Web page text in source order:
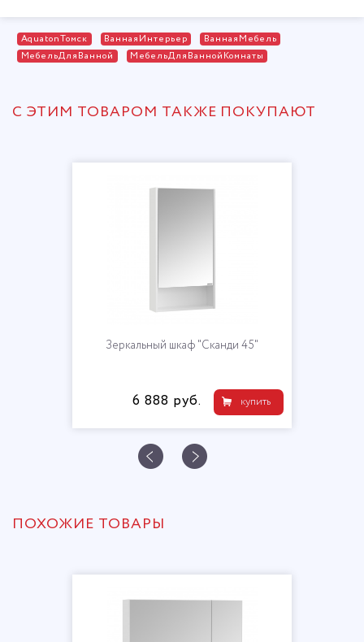
AquatonТомск ВаннаяИнтерьер
ВаннаяМебель
МебельДляВанной
МебельДляВаннойКомнаты
С ЭТИМ ТОВАРОМ ТАКЖЕ ПОКУПАЮТ
Зеркальный шкаф "Сканди 45"
купить
6 888 руб.
ПОХОЖИЕ ТОВАРЫ